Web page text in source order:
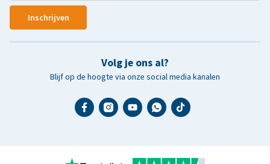
Inschrijven
Volg je ons al?
Blijf op de hoogte via onze social media kanalen